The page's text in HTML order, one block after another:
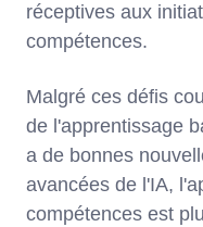
réceptives aux
compétences.
Malgré ces défis
de l'apprentissage
a de bonnes
avancées de l'IA,
compétences est